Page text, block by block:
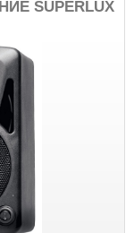
SUPERLUX